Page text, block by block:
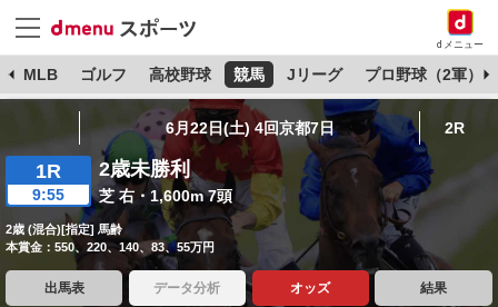
dメニュー
MLB ゴルフ 高校野球 競馬 Jリーグ プロ野球（2軍）
6月22日(土) 4回京都7日 2R
1R
9:55
2歳未勝利
芝 右・1,600m 7頭
2歳 (混合)[指定] 馬齢
本賞金：550、220、140、83、55万円
出馬表 データ分析 オッズ 結果